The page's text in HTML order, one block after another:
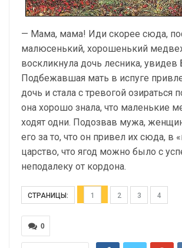
— Мама, мама! Иди скорее сюда,
малюсенький, хорошенький
воскликнула дочь лесника, увидев
Подбежавшая мать в испуге
дочь и стала с тревогой озираться
она хорошо знала, что маленькие
ходят одни. Подозвав мужа,
его за то, что он привел их сюда, в
царство, что ягод можно было с
неподалеку от кордона.
СТРАНИЦЫ: 1 2 3 4
0